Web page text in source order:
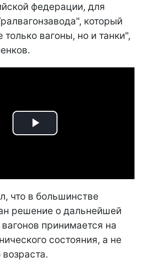
федерации, для
который
только вагоны, но и танки",
Play
что в большинстве
решение о дальнейшей
принимается на
состояния, а не